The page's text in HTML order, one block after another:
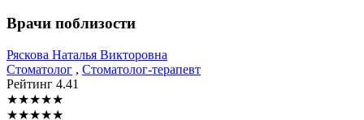
Врачи поблизости
Ряскова Наталья Викторовна
Стоматолог , Стоматолог-терапевт
Рейтинг 4.41
★★★★★
★★★★★